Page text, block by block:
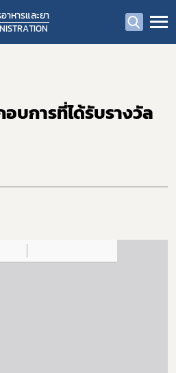
หารและยา
บการที่ได้รับรางวัล